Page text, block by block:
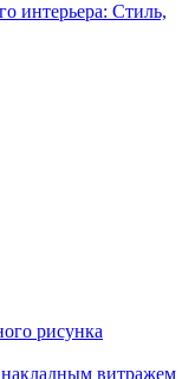
интерьера: Стиль,
рисунка
витражем